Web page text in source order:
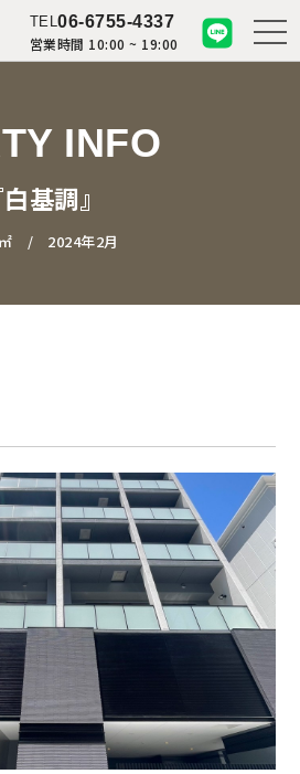
TEL06-6755-4337
営業時間 10:00 ~ 19:00
INFO
基調』
2024年2月